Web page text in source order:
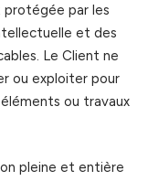
par les
et des
Le Client ne
ou exploiter pour
ou travaux
pleine et entière